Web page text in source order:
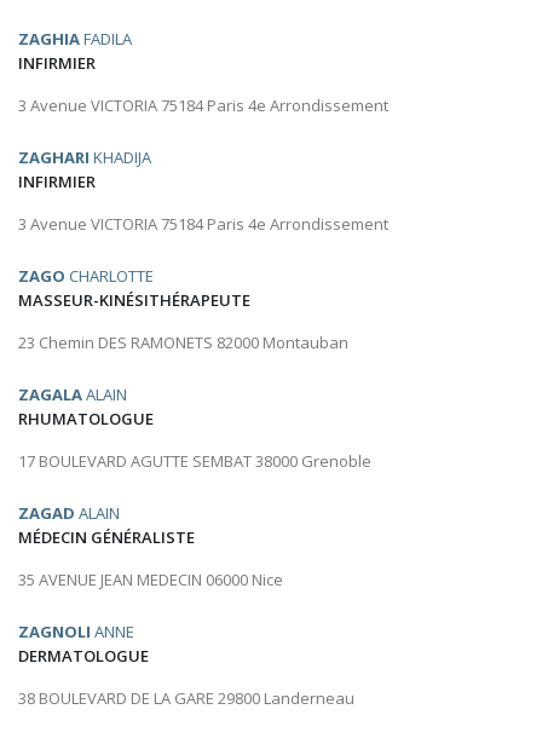
ZAGHIAFADILA
INFIRMIER
3 Avenue VICTORIA 75184 Paris 4e Arrondissement
ZAGHARI KHADIJA
INFIRMIER
3 Avenue VICTORIA 75184 Paris 4e Arrondissement
ZAGO CHARLOTTE
MASSEUR-KINÉSITHÉRAPEUTE
23 Chemin DES RAMONETS 82000 Montauban
ZAGALAALAIN
RHUMATOLOGUE
17 BOULEVARD AGUTTE SEMBAT 38000 Grenoble
ZAGAD ALAIN
MÉDECIN GÉNÉRALISTE
35 AVENUE JEAN MEDECIN 06000 Nice
ZAGNOLI ANNE
DERMATOLOGUE
38 BOULEVARD DE LA GARE 29800 Landerneau